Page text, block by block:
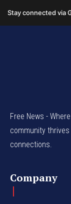
Free News -
community
connections.
Company